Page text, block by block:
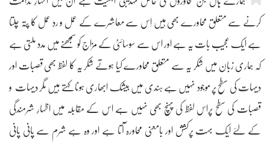
کرنے سے متعلق محاورے بھی ہیں اِس سے معاشرے کے عمل و ردِ عمل کا پتہ چلتا
ہے ایک عجیب بات یہ ہے اور اس سے سوسائٹی کے مزاج کو سمجھنے میں مدد ملتی ہے
کہ ہماری زبان میں شکر یہ سے متعلق محاورے کیا ہوتے شکر یہ کا لفظ بھی قصبات اور
دیہات کی سطح پر موجود نہیں ہے ہندی میں بیشک ابھاری ہونا کہتے ہیں مگر دیہات و
قصبات کی سطح پراس لفظ کی پہنچ بھی نہیں ہے اس کے مقابلہ میں اظہارِ شرمندگی
کے لئے ایک بہت پرکشش اور بامعنی محاورہ آتا ہے اور وہ ہے شرم سے پانی پانی